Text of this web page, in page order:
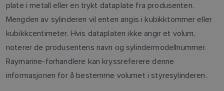
plate i metall eller en trykt dataplate fra produsenten.
Mengden av sylinderen vil enten angis i kubikktommer eller
kubikkcentimeter. Hvis dataplaten ikke angir et volum,
noterer de produsentens navn og sylindermodellnummer.
Raymarine-forhandlere kan kryssreferere denne
informasjonen for å bestemme volumet i styresylinderen.